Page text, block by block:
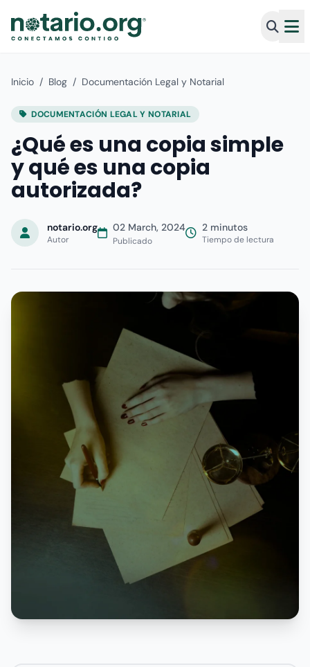
Inicio / Blog / Documentación Legal y Notarial
DOCUMENTACIÓN LEGAL Y NOTARIAL
¿Qué es una copia simple
y qué es una copia
autorizada?
notario.org
Autor
02 March, 2024
Publicado
2 minutos
Tiempo de lectura